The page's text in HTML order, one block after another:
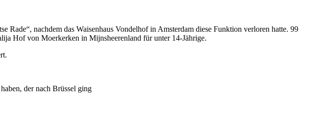
Rade“, nachdem das Waisenhaus Vondelhof in Amsterdam diese Funktion verloren hatte. 99
Hof von Moerkerken in Mijnsheerenland für unter 14-Jährige.
der nach Brüssel ging